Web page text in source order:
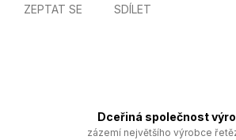
ZEPTAT SE SDÍLET
Dceřiná společnost
zázemí největšího výrobce